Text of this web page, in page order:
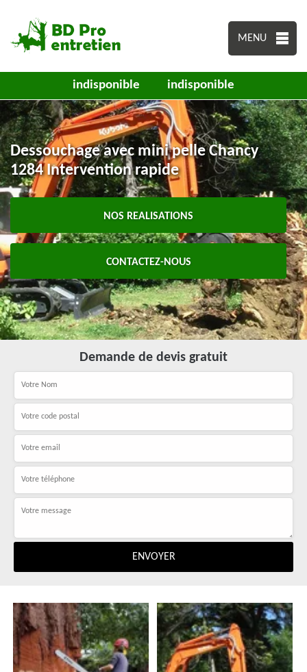
MENU
indisponible indisponible
Dessouchage avec mini pelle Chancy
1284 Intervention rapide
NOS REALISATIONS
CONTACTEZ-NOUS
Demande de devis gratuit